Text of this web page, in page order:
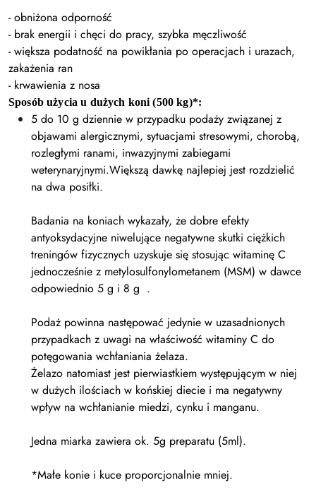
- obniżona odporność
- brak energii i chęci do pracy, szybka męczliwość
- większa podatność na powikłania po operacjach i urazach,
zakażenia ran
- krwawienia z nosa
Sposób użycia u dużych koni (500 kg)*:
5 do 10 g dziennie w przypadku podaży związanej z
objawami alergicznymi, sytuacjami stresowymi, chorobą,
rozległymi ranami, inwazyjnymi zabiegami
weterynaryjnymi.Większą dawkę najlepiej jest rozdzielić
na dwa posiłki.
Badania na koniach wykazały, że dobre efekty
antyoksydacyjne niwelujące negatywne skutki ciężkich
treningów fizycznych uzyskuje się stosując witaminę C
jednocześnie z metylosulfonylometanem (MSM) w dawce
odpowiednio 5 g i 8 g .
Podaż powinna następować jedynie w uzasadnionych
przypadkach z uwagi na właściwość witaminy C do
potęgowania wchłaniania żelaza.
Żelazo natomiast jest pierwiastkiem występującym w niej
w dużych ilościach w końskiej diecie i ma negatywny
wpływ na wchłanianie miedzi, cynku i manganu.
Jedna miarka zawiera ok. 5g preparatu (5ml).
*Małe konie i kuce proporcjonalnie mniej.